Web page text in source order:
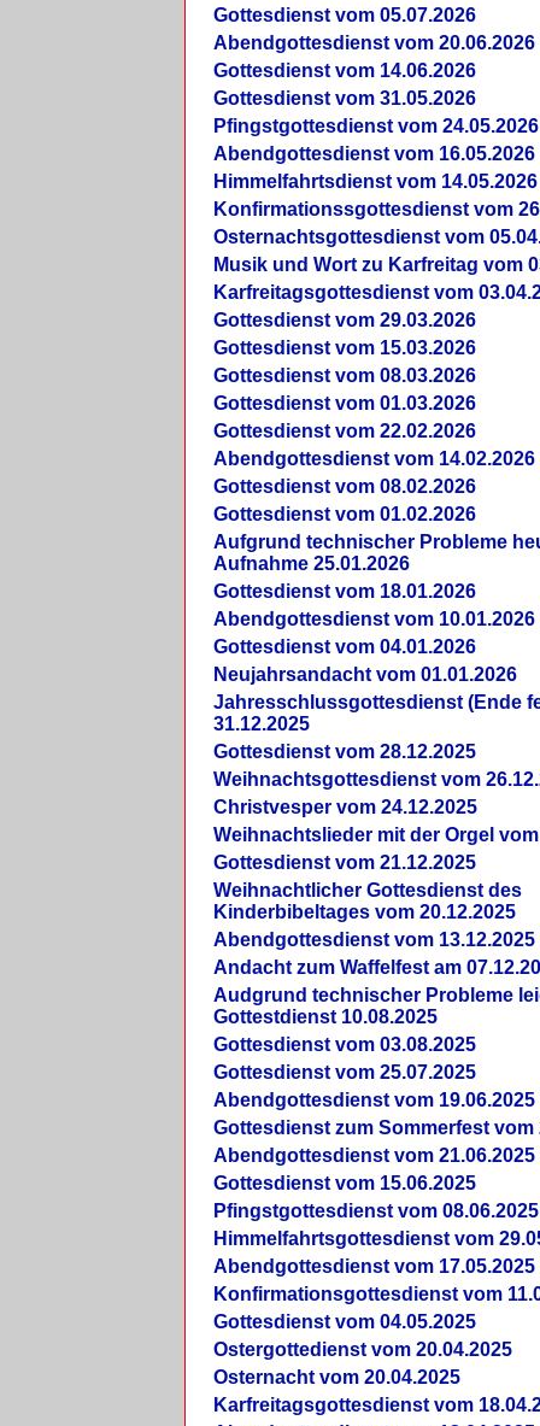
Gottesdienst vom 05.07.2026
Abendgottesdienst vom 20.06.2026
Gottesdienst vom 14.06.2026
Gottesdienst vom 31.05.2026
Pfingstgottesdienst vom 24.05.2026
Abendgottesdienst vom 16.05.2026
Himmelfahrtsdienst vom 14.05.2026
Konfirmationssgottesdienst vom
Osternachtsgottesdienst vom
Musik und Wort zu Karfreitag vom
Karfreitagsgottesdienst vom
Gottesdienst vom 29.03.2026
Gottesdienst vom 15.03.2026
Gottesdienst vom 08.03.2026
Gottesdienst vom 01.03.2026
Gottesdienst vom 22.02.2026
Abendgottesdienst vom 14.02.2026
Gottesdienst vom 08.02.2026
Gottesdienst vom 01.02.2026
Aufgrund technischer Probleme
Aufnahme 25.01.2026
Gottesdienst vom 18.01.2026
Abendgottesdienst vom 10.01.2026
Gottesdienst vom 04.01.2026
Neujahrsandacht vom 01.01.2026
Jahresschlussgottesdienst (Ende
31.12.2025
Gottesdienst vom 28.12.2025
Weihnachtsgottesdienst vom
Christvesper vom 24.12.2025
Weihnachtslieder mit der Orgel vom
Gottesdienst vom 21.12.2025
Weihnachtlicher Gottesdienst des
Kinderbibeltages vom 20.12.2025
Abendgottesdienst vom 13.12.2025
Andacht zum Waffelfest am
Audgrund technischer Probleme
Gottestdienst 10.08.2025
Gottesdienst vom 03.08.2025
Gottesdienst vom 25.07.2025
Abendgottesdienst vom 19.06.2025
Gottesdienst zum Sommerfest vom
Abendgottesdienst vom 21.06.2025
Gottesdienst vom 15.06.2025
Pfingstgottesdienst vom 08.06.2025
Himmelfahrtsgottesdienst vom
Abendgottesdienst vom 17.05.2025
Konfirmationsgottesdienst vom
Gottesdienst vom 04.05.2025
Ostergottedienst vom 20.04.2025
Osternacht vom 20.04.2025
Karfreitagsgottesdienst vom